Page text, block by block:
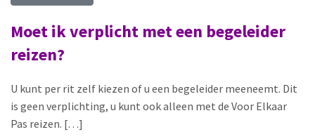
Moet ik verplicht met een begeleider
reizen?
U kunt per rit zelf kiezen of u een begeleider meeneemt. Dit
is geen verplichting, u kunt ook alleen met de Voor Elkaar
Pas reizen. […]